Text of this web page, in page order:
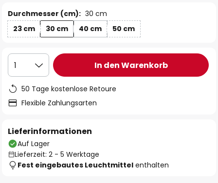
Durchmesser (cm): 30 cm
23 cm
30 cm 40 cm 50 cm
1 In den Warenkorb
50 Tage kostenlose Retoure
Flexible Zahlungsarten
Lieferinformationen
Auf Lager
Lieferzeit: 2 - 5 Werktage
Fest eingebautes Leuchtmittel enthalten